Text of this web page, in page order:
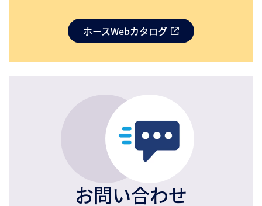
ホースWebカタログ
お問い合わせ